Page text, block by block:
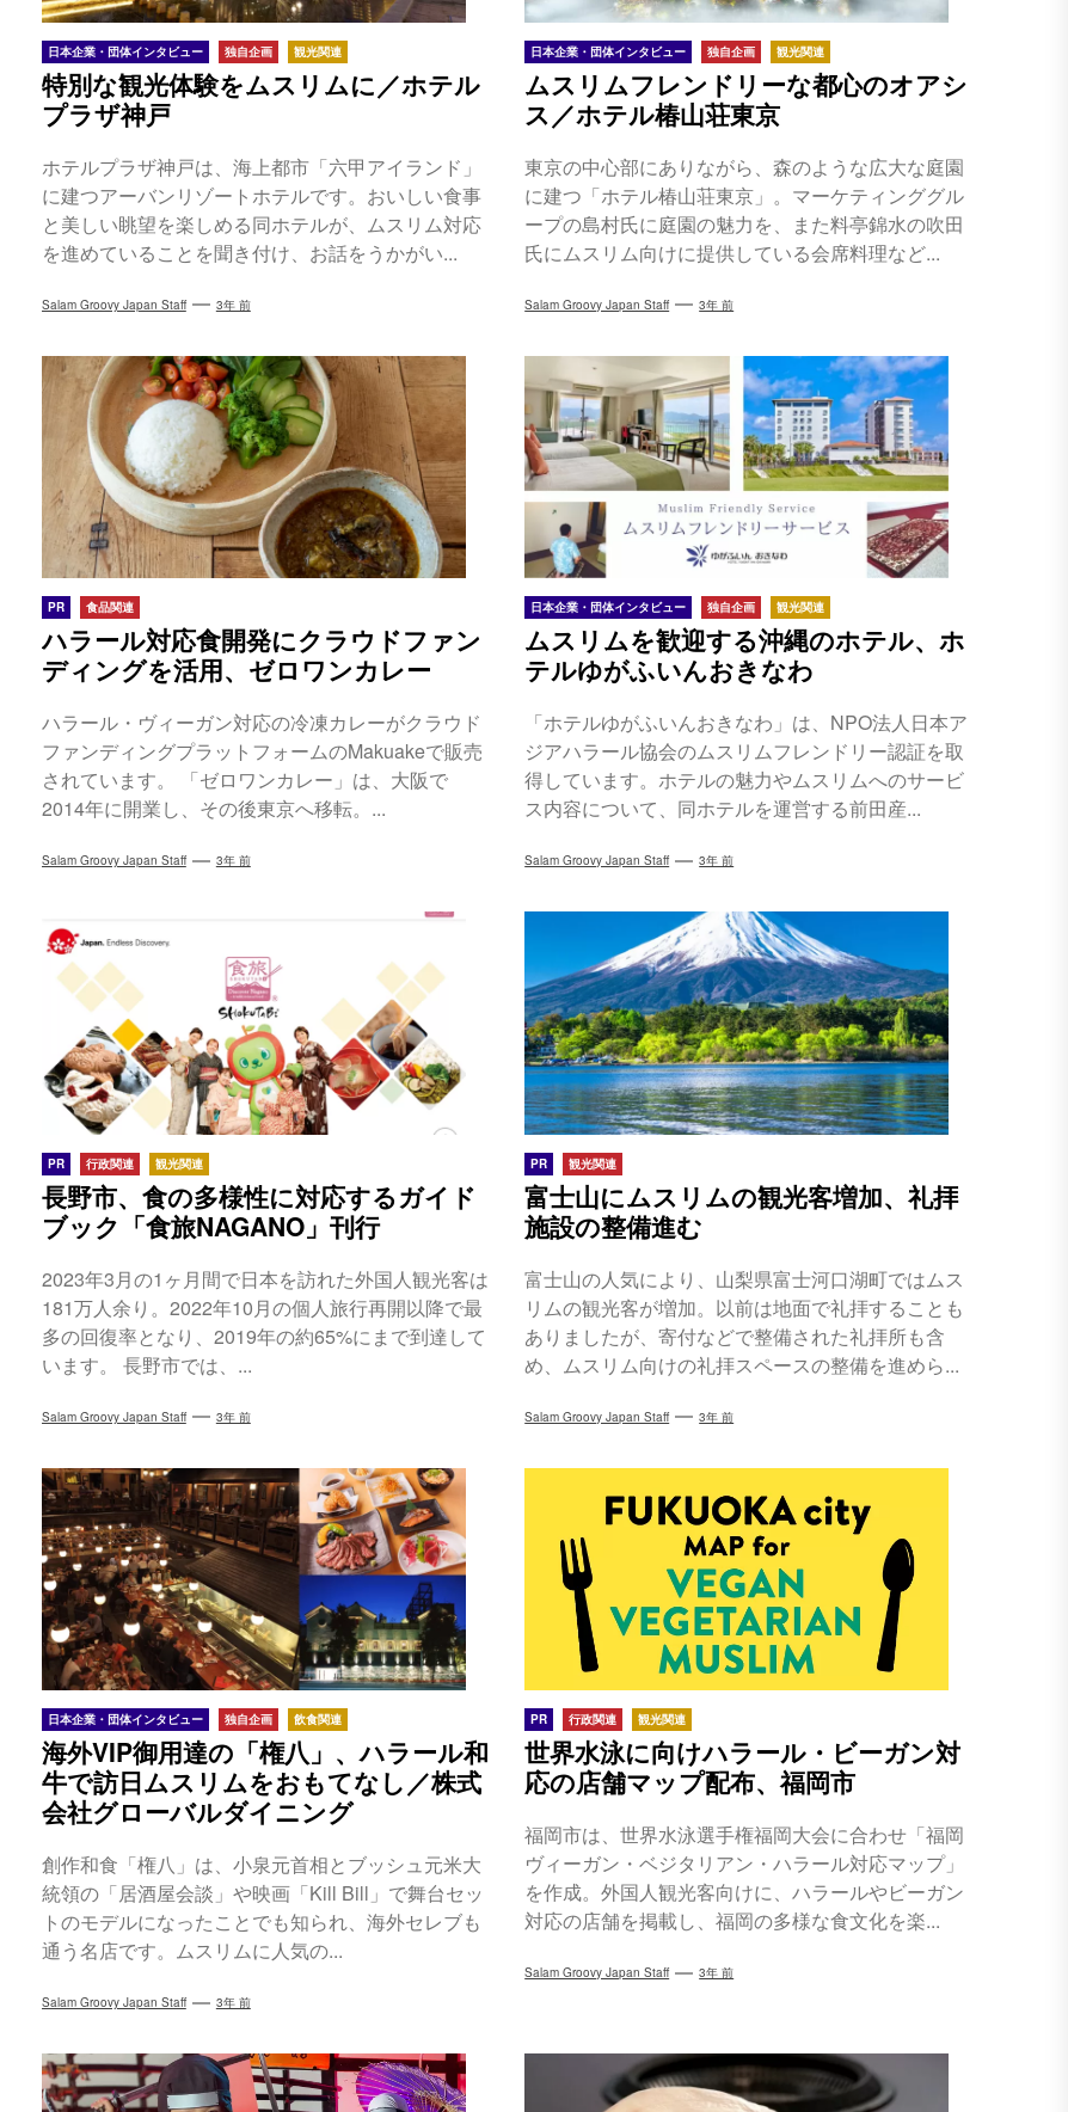
日本企業・団体インタビュー 独自企画 観光関連
特別な観光体験をムスリムに／ホテル
プラザ神戸
ホテルプラザ神戸は、海上都市「六甲アイランド」
に建つアーバンリゾートホテルです。おいしい食事
と美しい眺望を楽しめる同ホテルが、ムスリム対応
を進めていることを聞き付け、お話をうかがい...
Salam Groovy Japan Staff 3年 前
日本企業・団体インタビュー 独自企画 観光関連
ムスリムフレンドリーな都心のオアシ
ス／ホテル椿山荘東京
東京の中心部にありながら、森のような広大な庭園
に建つ「ホテル椿山荘東京」。マーケティンググル
ープの島村氏に庭園の魅力を、また料亭錦水の吹田
氏にムスリム向けに提供している会席料理など...
Salam Groovy Japan Staff 3年 前
PR 食品関連
ハラール対応食開発にクラウドファン
ディングを活用、ゼロワンカレー
ハラール・ヴィーガン対応の冷凍カレーがクラウド
ファンディングプラットフォームのMakuakeで販売
されています。 「ゼロワンカレー」は、大阪で
2014年に開業し、その後東京へ移転。...
Salam Groovy Japan Staff 3年 前
日本企業・団体インタビュー 独自企画 観光関連
ムスリムを歓迎する沖縄のホテル、ホ
テルゆがふいんおきなわ
「ホテルゆがふいんおきなわ」は、NPO法人日本ア
ジアハラール協会のムスリムフレンドリー認証を取
得しています。ホテルの魅力やムスリムへのサービ
ス内容について、同ホテルを運営する前田産...
Salam Groovy Japan Staff 3年 前
PR 行政関連 観光関連
長野市、食の多様性に対応するガイド
ブック「食旅NAGANO」刊行
2023年3月の1ヶ月間で日本を訪れた外国人観光客は
181万人余り。2022年10月の個人旅行再開以降で最
多の回復率となり、2019年の約65%にまで到達して
います。 長野市では、...
Salam Groovy Japan Staff 3年 前
PR 観光関連
富士山にムスリムの観光客増加、礼拝
施設の整備進む
富士山の人気により、山梨県富士河口湖町ではムス
リムの観光客が増加。以前は地面で礼拝することも
ありましたが、寄付などで整備された礼拝所も含
め、ムスリム向けの礼拝スペースの整備を進めら...
Salam Groovy Japan Staff 3年 前
日本企業・団体インタビュー 独自企画 飲食関連
海外VIP御用達の「権八」、ハラール和
牛で訪日ムスリムをおもてなし／株式
会社グローバルダイニング
創作和食「権八」は、小泉元首相とブッシュ元米大
統領の「居酒屋会談」や映画「Kill Bill」で舞台セッ
トのモデルになったことでも知られ、海外セレブも
通う名店です。ムスリムに人気の...
Salam Groovy Japan Staff 3年 前
PR 行政関連 観光関連
世界水泳に向けハラール・ビーガン対
応の店舗マップ配布、福岡市
福岡市は、世界水泳選手権福岡大会に合わせ「福岡
ヴィーガン・ベジタリアン・ハラール対応マップ」
を作成。外国人観光客向けに、ハラールやビーガン
対応の店舗を掲載し、福岡の多様な食文化を楽...
Salam Groovy Japan Staff 3年 前